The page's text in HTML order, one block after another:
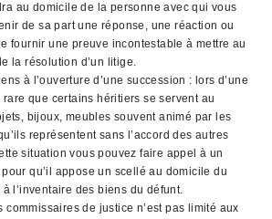
au domicile de la personne avec qui vous
de sa part une réponse, une réaction ou
fournir une preuve incontestable à mettre au
la résolution d’un litige.
à l’ouverture d’une succession : lors d’une
rare que certains héritiers se servent au
bijoux, meubles souvent animé par les
représentent sans l’accord des autres
situation vous pouvez faire appel à un
qu’il appose un scellé au domicile du
l’inventaire des biens du défunt.
commissaires de justice n’est pas limité aux